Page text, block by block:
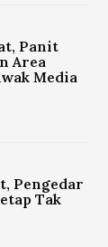
Panit
Area
Media
Pengedar
Tak